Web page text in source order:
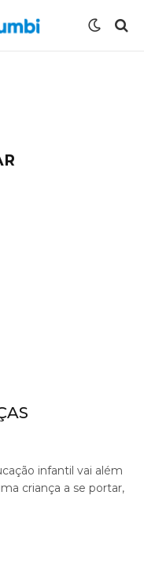
infantil vai além
criança a se portar,